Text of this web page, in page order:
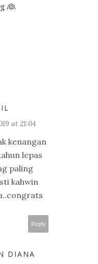
👰
at 21:04
kenangan
lepas
paling
kahwin
Reply
DIANA